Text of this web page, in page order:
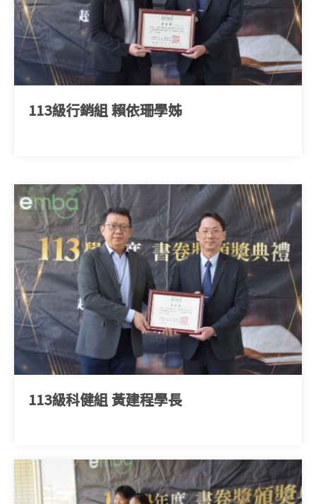
113級行銷組 賴依珊學姊
113級科健組 黃建程學長